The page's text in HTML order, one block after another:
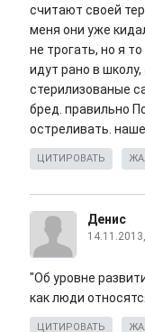
считают своей
меня они уже
не трогать, но я
идут рано в
стерилизованые
бред. правильно
остреливать.
ЦИТИРОВАТЬ
Денис
"Об уровне
как люди
ЦИТИРОВАТЬ